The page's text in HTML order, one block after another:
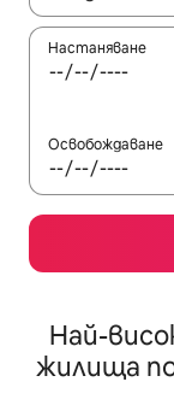
Настаняване
Освобождаване
Най-
жилища